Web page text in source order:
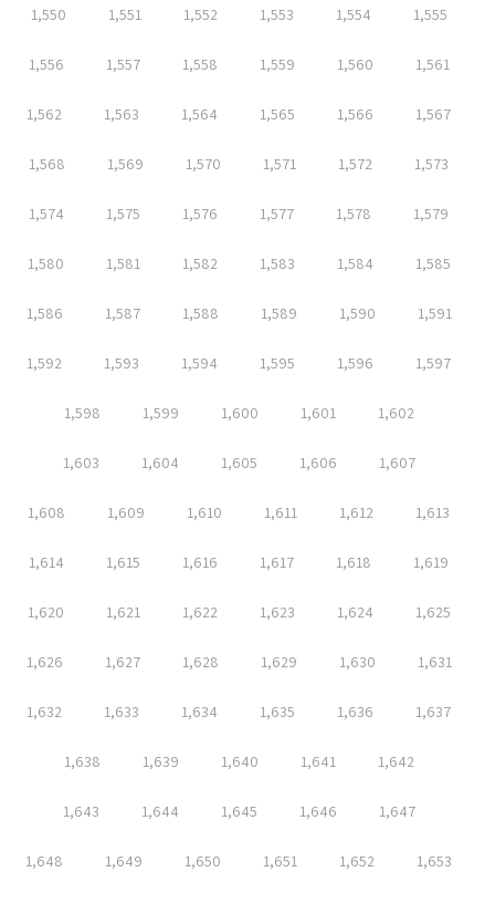
1,550 1,551 1,552 1,553 1,554 1,555
1,556 1,557 1,558 1,559 1,560 1,561
1,562 1,563 1,564 1,565 1,566 1,567
1,568 1,569 1,570 1,571 1,572 1,573
1,574 1,575 1,576 1,577 1,578 1,579
1,580 1,581 1,582 1,583 1,584 1,585
1,586 1,587 1,588 1,589 1,590 1,591
1,592 1,593 1,594 1,595 1,596 1,597
1,598 1,599 1,600 1,601 1,602
1,603 1,604 1,605 1,606 1,607
1,608 1,609 1,610 1,611 1,612 1,613
1,614 1,615 1,616 1,617 1,618 1,619
1,620 1,621 1,622 1,623 1,624 1,625
1,626 1,627 1,628 1,629 1,630 1,631
1,632 1,633 1,634 1,635 1,636 1,637
1,638 1,639 1,640 1,641 1,642
1,643 1,644 1,645 1,646 1,647
1,648 1,649 1,650 1,651 1,652 1,653